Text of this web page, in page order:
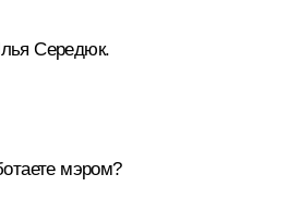
Середюк.
мэром?